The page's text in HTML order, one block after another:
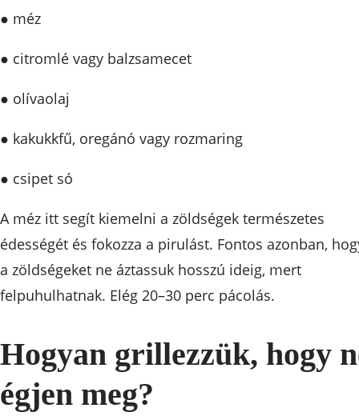
● méz
● citromlé vagy balzsamecet
● olívaolaj
● kakukkfű, oregánó vagy rozmaring
● csipet só
A méz itt segít kiemelni a zöldségek természetes
édességét és fokozza a pirulást. Fontos azonban,
a zöldségeket ne áztassuk hosszú ideig, mert
felpuhulhatnak. Elég 20–30 perc pácolás.
Hogyan grillezzük, hogy
égjen meg?